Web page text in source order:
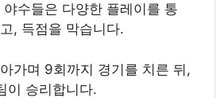
수들은 다양한 플레이를 통
, 득점을 막습니다.
가며 9회까지 경기를 치른 뒤,
이 승리합니다.